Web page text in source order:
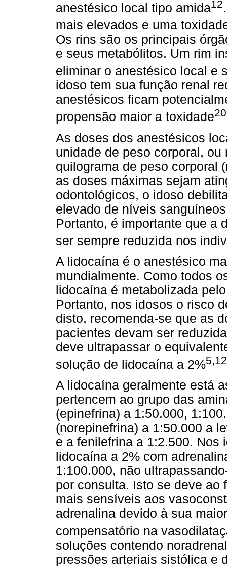
anestésico local tipo amida12
mais elevados e uma
Os rins são os principais
e seus metabólitos. Um rim
eliminar o anestésico local e
idoso tem sua função renal
anestésicos ficam
propensão maior a toxidade
As doses dos anestésicos
unidade de peso corporal,
quilograma de peso corporal
as doses máximas sejam
odontológicos, o idoso
elevado de níveis
Portanto, é importante que a
ser sempre reduzida nos
A lidocaína é o anestésico
mundialmente. Como todos
lidocaína é metabolizada
Portanto, nos idosos o risco
disto, recomenda-se que as
pacientes devam ser
deve ultrapassar o
solução de lidocaína a 2%
A lidocaína geralmente está
pertencem ao grupo das
(epinefrina) a 1:50.000,
(norepinefrina) a 1:50.000 a
e a fenilefrina a 1:2.500. Nos
lidocaína a 2% com
1:100.000, não
por consulta. Isto se deve ao
mais sensíveis aos
adrenalina devido à sua
compensatório na
soluções contendo
pressões arteriais sistólica e